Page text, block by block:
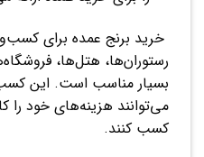
خرید برنج عمده برای
رستوران‌ها، هتل‌ها،
بسیار مناسب است. این
می‌توانند هزینه‌های خود
کسب کنند.